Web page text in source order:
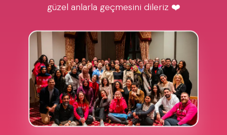
güzel anlarla geçmesini dileriz ❤️